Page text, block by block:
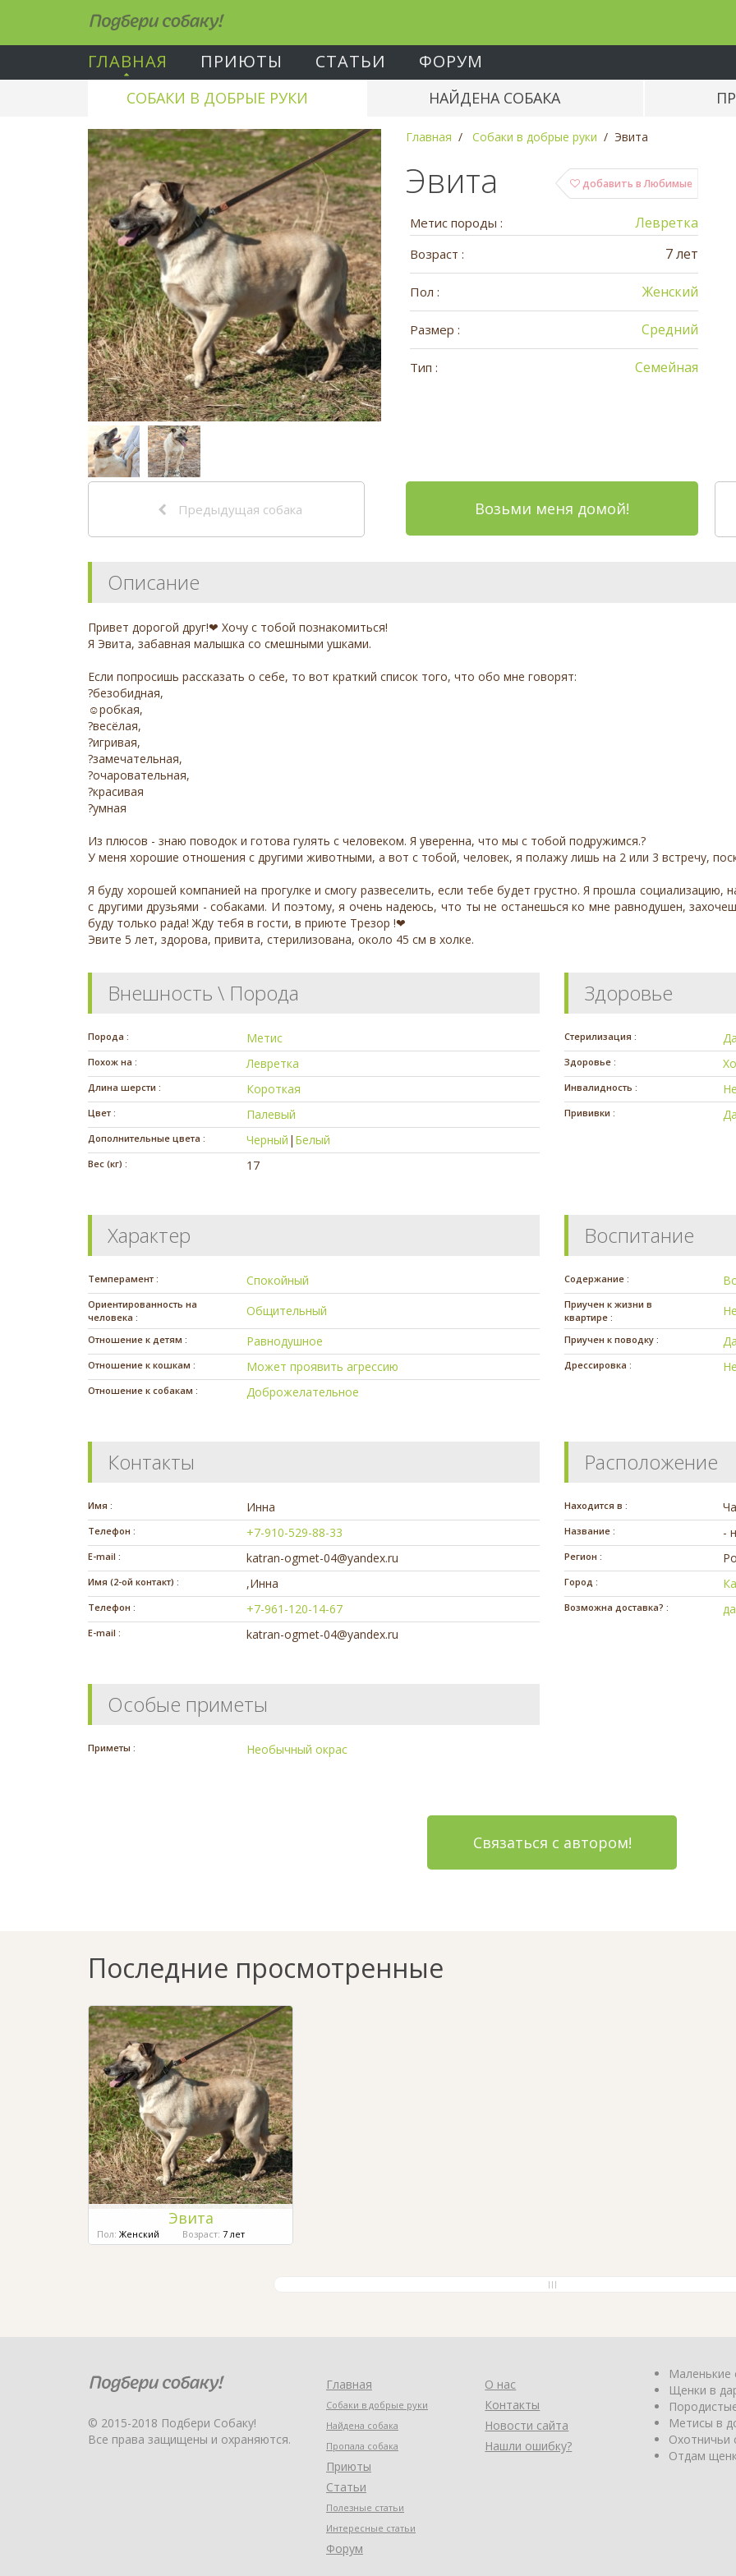
Подбери собаку!
ГЛАВНАЯ ПРИЮТЫ СТАТЬИ ФОРУМ
СОБАКИ В ДОБРЫЕ РУКИ НАЙДЕНА СОБАКА
Главная Собаки в добрые руки Эвита
добавить в Любимые
Эвита
Метис породы : Левретка
Возраст : 7 лет
Пол : Женский
Размер : Средний
Тип : Семейная
Предыдущая собака Возьми меня домой!
Описание
Привет дорогой друг!❤ Хочу с тобой познакомиться!
Я Эвита, забавная малышка со смешными ушками.
Если попросишь рассказать о себе, то вот краткий список того, что обо мне говорят:
?безобидная,
☺робкая,
?весёлая,
?игривая,
?замечательная,
?очаровательная,
?красивая
?умная
Из плюсов - знаю поводок и готова гулять с человеком. Я уверенна, что мы с тобой подружимся.?
У меня хорошие отношения с другими животными, а вот с тобой, человек, я полажу лишь на 2 или 3 встречу,
Я буду хорошей компанией на прогулке и смогу развеселить, если тебе будет грустно. Я прошла социализацию,
с другими друзьями - собаками. И поэтому, я очень надеюсь, что ты не останешься ко мне равнодушен,
буду только рада! Жду тебя в гости, в приюте Трезор !❤
Эвите 5 лет, здорова, привита, стерилизована, около 45 см в холке.
Внешность \ Порода
Порода : Метис
Похож на : Левретка
Длина шерсти : Короткая
Цвет : Палевый
Дополнительные цвета : Черный | Белый
Вес (кг) : 17
Здоровье
Стерилизация : Да
Здоровье :
Инвалидность :
Прививки : Да
Характер
Темперамент : Спокойный
Ориентированность на
человека :
Общительный
Отношение к детям : Равнодушное
Отношение к кошкам : Может проявить агрессию
Отношение к собакам : Доброжелательное
Воспитание
Содержание :
Приучен к жизни в
квартире :
Приучен к поводку : Да
Дрессировка :
Контакты
Имя : Инна
Телефон : +7-910-529-88-33
E-mail : katran-ogmet-04@yandex.ru
Имя (2-ой контакт) : ,Инна
Телефон : +7-961-120-14-67
E-mail : katran-ogmet-04@yandex.ru
Расположение
Находится в :
Название : -
Регион :
Город :
Возможна доставка? : да
Особые приметы
Приметы : Необычный окрас
Связаться с автором!
Последние просмотренные
Эвита
Пол: Женский Возраст: 7 лет
© 2015-2018 Подбери Собаку!
Все права защищены и охраняются.
Главная
Собаки в добрые руки
Найдена собака
Пропала собака
Приюты
Статьи
Полезные статьи
Интересные статьи
Форум
О нас
Контакты
Новости сайта
Нашли ошибку?
Маленькие
Щенки в
Метисы в
Охотничьи
Отдам